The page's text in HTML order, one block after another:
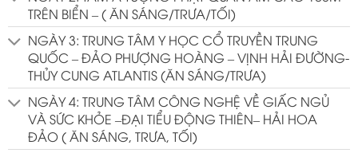
TRÊN BIỂN – ( ĂN SÁNG/TRƯA/TỐI)
NGÀY 3: TRUNG TÂM Y HỌC CỔ TRUYỀN TRUNG
QUỐC – ĐẢO PHƯỢNG HOÀNG – VỊNH HẢI ĐƯỜNG-
THỦY CUNG ATLANTIS (ĂN SÁNG/TRƯA)
NGÀY 4: TRUNG TÂM CÔNG NGHỆ VỀ GIẤC NGỦ
VÀ SỨC KHỎE –ĐẠI TIỂU ĐỘNG THIÊN– HẢI HOA
ĐẢO ( ĂN SÁNG, TRƯA, TỐI)